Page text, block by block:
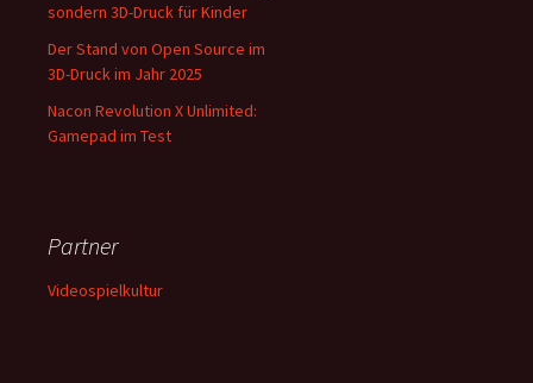
sondern 3D-Druck für Kinder
Der Stand von Open Source im
3D-Druck im Jahr 2025
Nacon Revolution X Unlimited:
Gamepad im Test
Partner
Videospielkultur